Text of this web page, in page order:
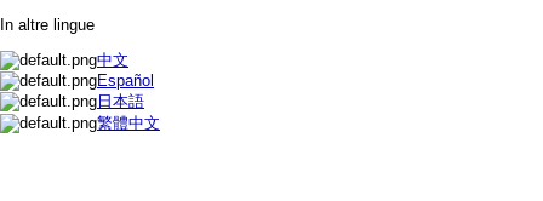
In altre lingue
中文
Español
日本語
繁體中文